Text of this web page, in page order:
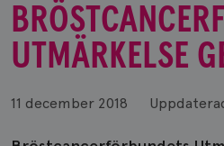
UTMÄRKELSE
11 december 2018